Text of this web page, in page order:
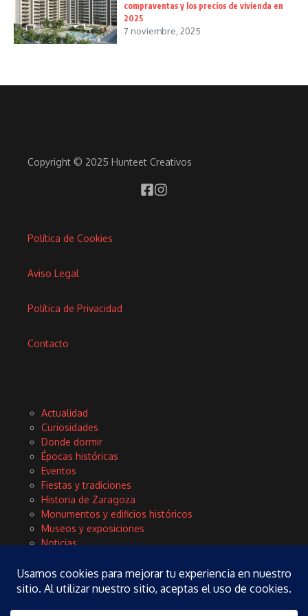
compraventas y los precios de vivienda en
2025
7 noviembre, 2025
Copyright © 2025 Hunteet Creativos
Política de Cookies
Aviso Legal
Política de Privacidad
Contacto
Actualidad
Curiosidades
Donde dormir
Épocas históricas
Eventos
Fiestas y tradiciones
Historia de Zaragoza
Monumentos y edificios históricos
Museos y exposiciones
Noticias
Rinconces con encanto
Tours y excursiones